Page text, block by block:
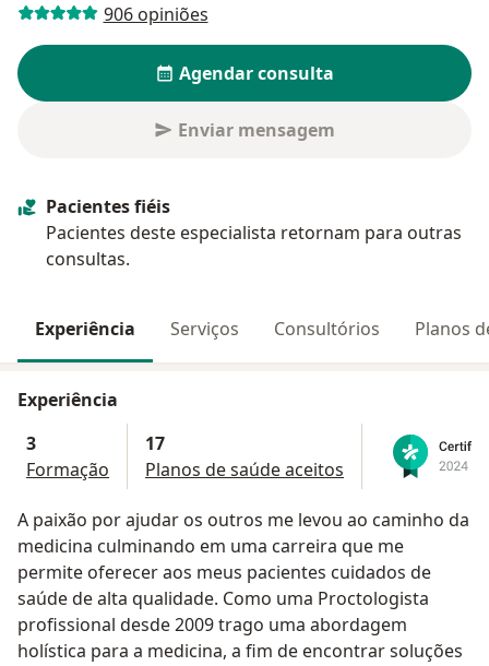
Avaliação dos usuários: 5 na Play Store e 4,9 na
906 opiniões
Agendar consulta
Enviar mensagem
Pacientes fiéis
Pacientes deste especialista retornam para outras
consultas.
Experiência Serviços Consultórios Planos
Experiência
3
Formação
17
Planos de saúde aceitos
A paixão por ajudar os outros me levou ao caminho da
medicina culminando em uma carreira que me
permite oferecer aos meus pacientes cuidados de
saúde de alta qualidade. Como uma Proctologista
profissional desde 2009 trago uma abordagem
holística para a medicina, a fim de encontrar soluções